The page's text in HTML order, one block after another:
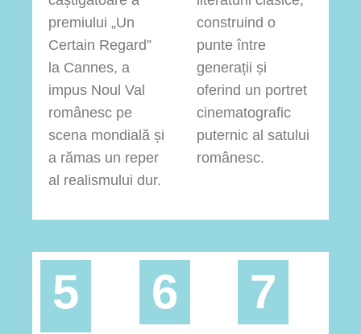
premiului „Un
Certain Regard”
la Cannes, a
impus Noul Val
românesc pe
scena mondială și
a rămas un reper
al realismului dur.
construind o
punte între
generații și
oferind un portret
cinematografic
puternic al satului
românesc.
5 6 7